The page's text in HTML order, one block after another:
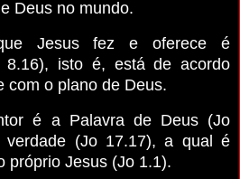
Deus no mundo.
Jesus fez e oferece é
8.16), isto é, está de acordo
com o plano de Deus.
é a Palavra de Deus (Jo
verdade (Jo 17.17), a qual é
próprio Jesus (Jo 1.1).